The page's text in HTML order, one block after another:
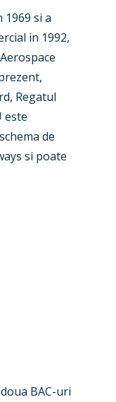
si a
in 1992,
Regatul
este
de
si poate
BAC-uri